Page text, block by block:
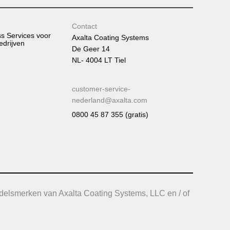
Services voor
Contact
Axalta Coating Systems
De Geer 14
NL- 4004 LT Tiel
customer-service-
nederland@axalta.com
0800 45 87 355 (gratis)
van Axalta Coating Systems, LLC en / of